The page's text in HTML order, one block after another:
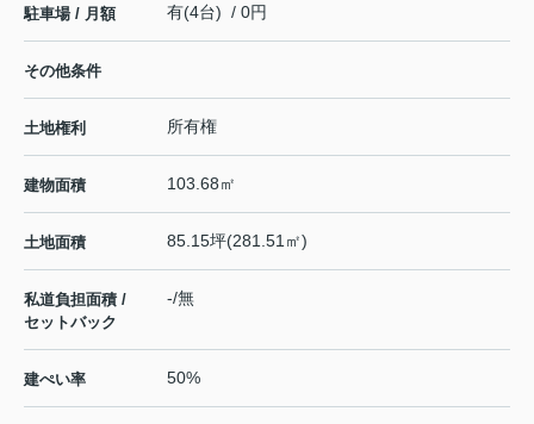
駐車場 / 月額 有(4台) / 0円
その他条件
土地権利 所有権
建物面積 103.68㎡
土地面積 85.15坪(281.51㎡)
私道負担面積 /
セットバック
-/無
建ぺい率 50%